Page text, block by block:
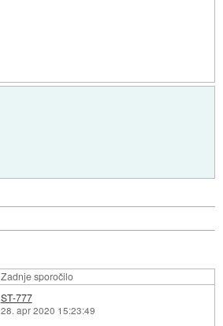
Zadnje sporočilo
ST-777
28. apr 2020 15:23:49